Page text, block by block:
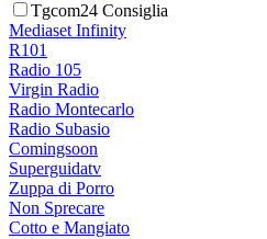
Tgcom24 Consiglia
Mediaset Infinity
R101
Radio 105
Virgin Radio
Radio Montecarlo
Radio Subasio
Comingsoon
Superguidatv
Zuppa di Porro
Non Sprecare
Cotto e Mangiato